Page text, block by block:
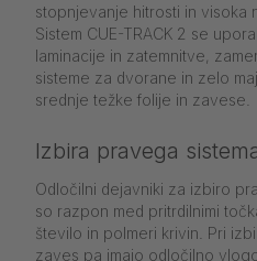
stopnjevanje hitrosti in visoka
Sistem CUE-TRACK 2 se
laminacije in zatemnitve,
sisteme za dvorane in zelo
srednje težke folije in zavese.
Izbira pravega
Odločilni dejavniki za izbiro
so razpon med pritrdilnimi
število in polmeri krivin. Pri
zaves pa imajo odločilno